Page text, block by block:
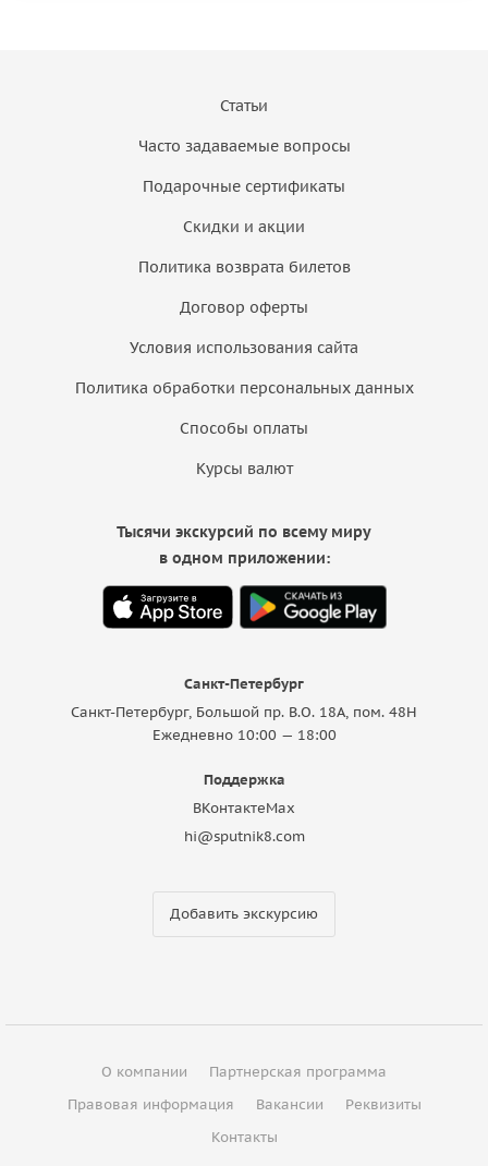
Статьи
Часто задаваемые вопросы
Подарочные сертификаты
Скидки и акции
Политика возврата билетов
Договор оферты
Условия использования сайта
Политика обработки персональных данных
Способы оплаты
Курсы валют
Санкт-Петербург
Санкт-Петербург, Большой пр. В.О. 18A, пом. 48Н
Ежедневно 10:00 — 18:00
Поддержка
ВКонтактеMax
hi@sputnik8.com
Добавить экскурсию
Тысячи экскурсий по всему миру
в одном приложении:
О компании
Партнерская программа
Правовая информация
Вакансии
Реквизиты
Контакты